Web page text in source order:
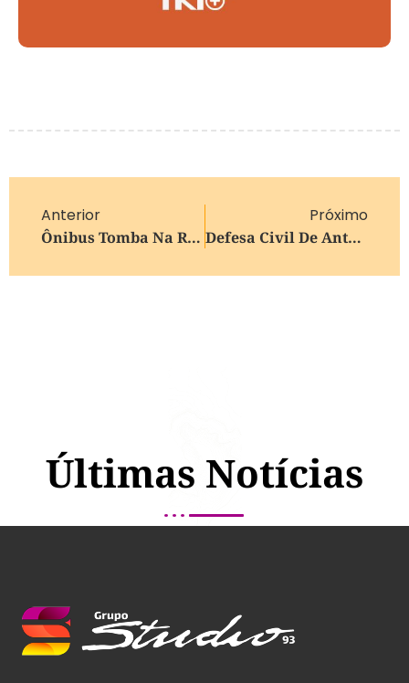
Anterior
Ônibus Tomba Na RS-486 E Deixa Uma Passageira Ferida Entre Terra De Areia E Curumim
Próximo
Defesa Civil De Antônio Prado Define Pontos De Encontro Para Situações De Emergência
Últimas Notícias